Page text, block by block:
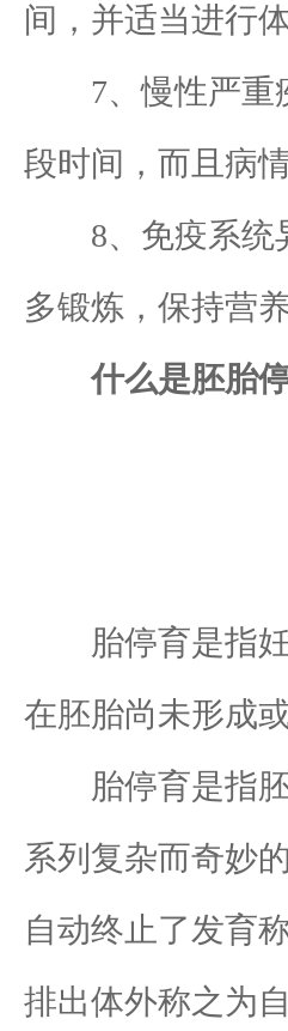
间，并适当进行
7、慢性严重疾
段时间，而且病
8、免疫系统异
多锻炼，保持营
什么是胚胎
胎停育是指妊
在胚胎尚未形成
胎停育是指胚
系列复杂而奇妙
自动终止了发育
排出体外称之为